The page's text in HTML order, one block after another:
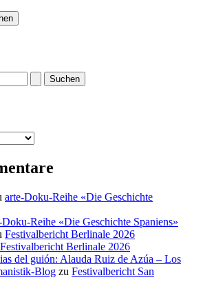
arte-Doku-Reihe «Die Geschichte
Doku-Reihe «Die Geschichte Spaniens»
Festivalbericht Berlinale 2026
Festivalbericht Berlinale 2026
del guión: Alauda Ruiz de Azúa – Los
Blog zu Festivalbericht San